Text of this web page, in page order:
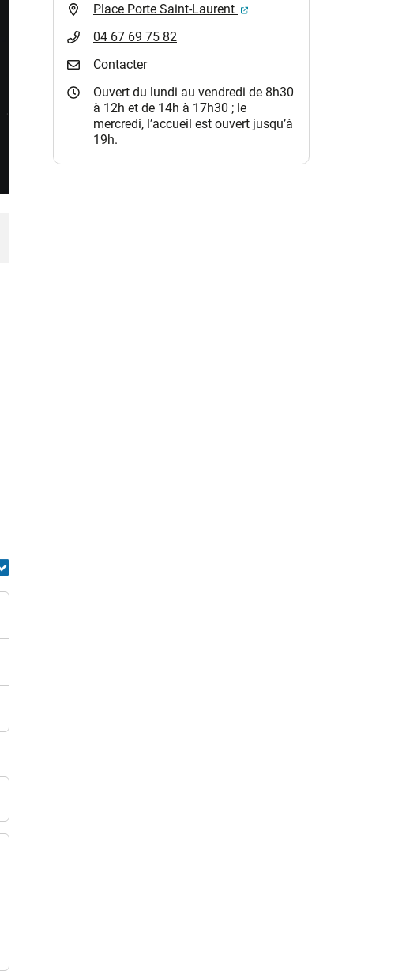
Place Porte Saint-Laurent
(ouverture dans un nouvel
04 67 69 75 82
Contacter
Ouvert du lundi au vendredi de 8h30
à 12h et de 14h à 17h30 ; le
mercredi, l’accueil est ouvert jusqu’à
19h.